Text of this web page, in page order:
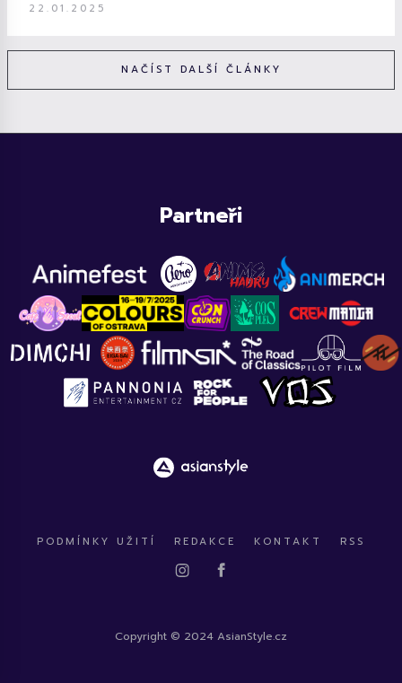
22.01.2025
NAČÍST DALŠÍ ČLÁNKY
Partneři
PODMÍNKY UŽITÍ REDAKCE KONTAKT RSS
Copyright © 2024 AsianStyle.cz